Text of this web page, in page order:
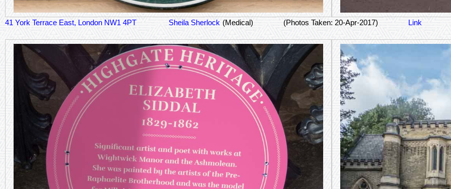
41 York Terrace East, London NW1 4PT Sheila Sherlock (Medical) (Photos Taken: 20-Apr-2017) Link